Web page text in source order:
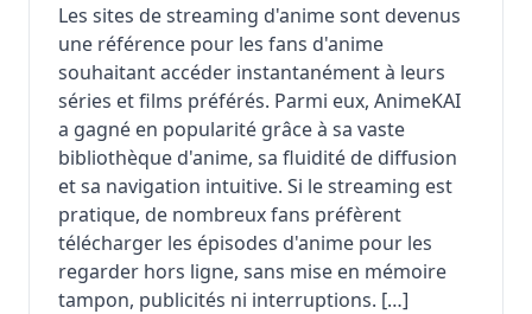
Les sites de streaming d'anime sont devenus
une référence pour les fans d'anime
souhaitant accéder instantanément à leurs
séries et films préférés. Parmi eux, AnimeKAI
a gagné en popularité grâce à sa vaste
bibliothèque d'anime, sa fluidité de diffusion
et sa navigation intuitive. Si le streaming est
pratique, de nombreux fans préfèrent
télécharger les épisodes d'anime pour les
regarder hors ligne, sans mise en mémoire
tampon, publicités ni interruptions. […]